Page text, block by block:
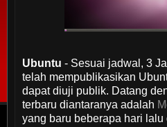
Ubuntu - Sesuai jadwal, 3
telah mempublikasikan
dapat diuji publik. Datang
terbaru diantaranya adalah
yang baru beberapa hari lalu